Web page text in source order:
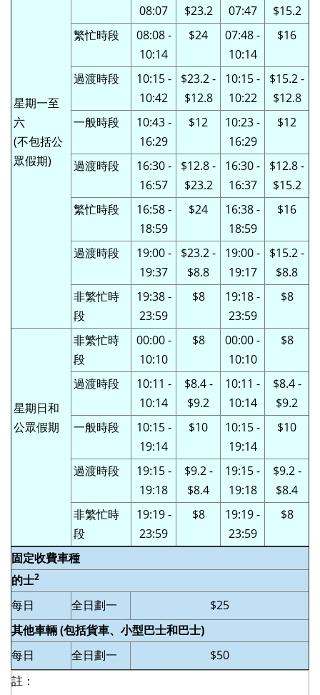
星期一至
六
(不包括公
眾假期)
08:07
$23.2
07:47
$15.2
繁忙時段
08:08 -
10:14
$24
07:48 -
10:14
$16
過渡時段
10:15 -
10:42
$23.2 -
$12.8
10:15 -
10:22
$15.2 -
$12.8
一般時段
10:43 -
16:29
$12
10:23 -
16:29
$12
過渡時段
16:30 -
16:57
$12.8 -
$23.2
16:30 -
16:37
$12.8 -
$15.2
繁忙時段
16:58 -
18:59
$24
16:38 -
18:59
$16
過渡時段
19:00 -
19:37
$23.2 -
$8.8
19:00 -
19:17
$15.2 -
$8.8
非繁忙時
段
19:38 -
23:59
$8
19:18 -
23:59
$8
星期日和
公眾假期
非繁忙時
段
00:00 -
10:10
$8
00:00 -
10:10
$8
過渡時段
10:11 -
10:14
$8.4 -
$9.2
10:11 -
10:14
$8.4 -
$9.2
一般時段
10:15 -
19:14
$10
10:15 -
19:14
$10
過渡時段
19:15 -
19:18
$9.2 -
$8.4
19:15 -
19:18
$9.2 -
$8.4
非繁忙時
段
19:19 -
23:59
$8
19:19 -
23:59
$8
固定收費車種
的士2
每日 全日劃一
$25
其他車輛 (包括貨車、小型巴士和巴士)
每日
全日劃一
$50
註：